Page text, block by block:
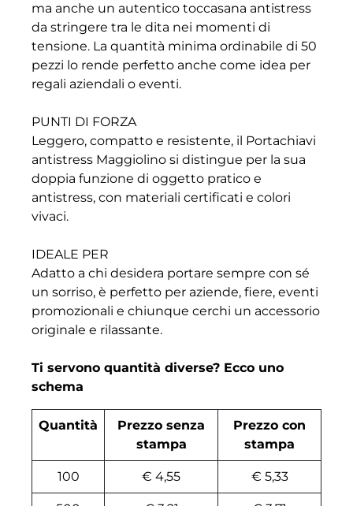
ma anche un autentico toccasana antistress
da stringere tra le dita nei momenti di
tensione. La quantità minima ordinabile di 50
pezzi lo rende perfetto anche come idea per
regali aziendali o eventi.
PUNTI DI FORZA
Leggero, compatto e resistente, il Portachiavi
antistress Maggiolino si distingue per la sua
doppia funzione di oggetto pratico e
antistress, con materiali certificati e colori
vivaci.
IDEALE PER
Adatto a chi desidera portare sempre con sé
un sorriso, è perfetto per aziende, fiere, eventi
promozionali e chiunque cerchi un accessorio
originale e rilassante.
Ti servono quantità diverse? Ecco uno
schema
Quantità
Prezzo senza
stampa
Prezzo con
stampa
100 € 4,55 € 5,33